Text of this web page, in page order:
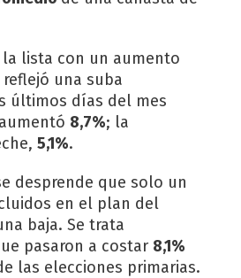
la lista con un aumento
reflejó una suba
últimos días del mes
8,7%; la
5,1%.
desprende que solo un
en el plan del
baja. Se trata
pasaron a costar 8,1%
las elecciones primarias.